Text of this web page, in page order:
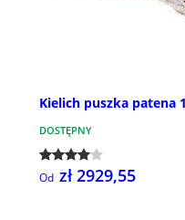
Kielich puszka patena
DOSTĘPNY
Od zł 2929,55